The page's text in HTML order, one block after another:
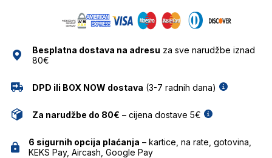
Besplatna dostava na adresu za sve narudžbe iznad
80€
DPD ili BOX NOW dostava (3-7 radnih dana)
Za narudžbe do 80€ – cijena dostave 5€
6 sigurnih opcija plaćanja – kartice, na rate, gotovina,
KEKS Pay, Aircash, Google Pay